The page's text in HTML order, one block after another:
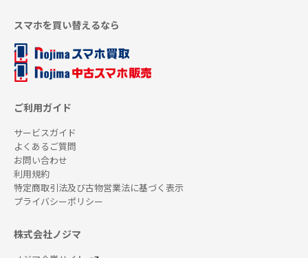
スマホを買い替えるなら
ご利用ガイド
サービスガイド
よくあるご質問
お問い合わせ
利用規約
特定商取引法及び古物営業法に基づく表示
プライバシーポリシー
株式会社ノジマ